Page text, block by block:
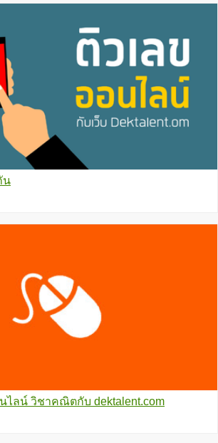
น
นไลน์ วิชาคณิตกับ dektalent.com